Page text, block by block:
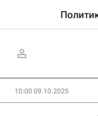
10:00 09.10.2025